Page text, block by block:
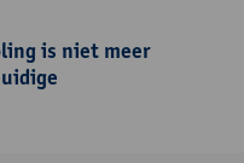
is niet meer